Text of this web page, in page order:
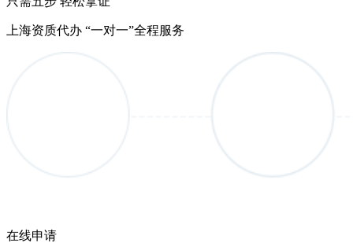
上海资质代办 “一对一”全程服务
在线申请